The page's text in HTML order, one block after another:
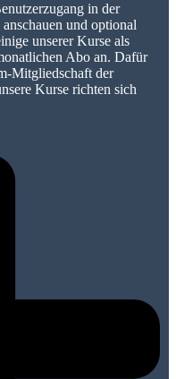
in der
und optional
unserer Kurse als
Abo an. Dafür
Mitgliedschaft der
Kurse richten sich